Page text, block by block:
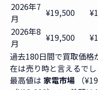
2026年7
月
¥19,500
2026年8
月
¥19,500
過去180日間で買取価格
在は売り時と言えるでし
最高値は 家電市場 （